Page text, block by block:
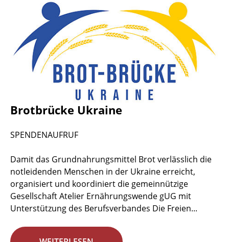
Brotbrücke Ukraine
SPENDENAUFRUF
Damit das Grundnahrungsmittel Brot verlässlich die
notleidenden Menschen in der Ukraine erreicht,
organisiert und koordiniert die gemeinnützige
Gesellschaft Atelier Ernährungswende gUG mit
Unterstützung des Berufsverbandes Die Freien...